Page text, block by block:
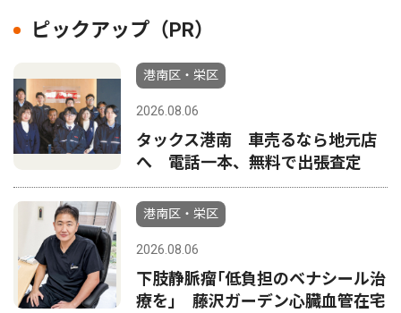
ピックアップ（PR）
港南区・栄区
2026.08.06
タックス港南 車売るなら地元店
へ 電話一本、無料で出張査定
港南区・栄区
2026.08.06
下肢静脈瘤｢低負担のベナシール治
療を｣ 藤沢ガーデン心臓血管在宅